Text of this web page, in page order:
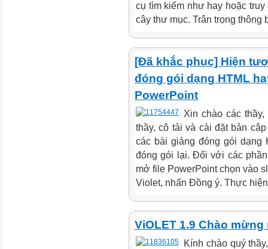
cụ tìm kiếm như hay hoặc
cây thư mục. Trân trọng thông
[Đã khắc phục] Hiện
đóng gói dạng HTML
PowerPoint
Xin chào các
thầy, cô tải và cài đặt bản
các bài giảng đóng gói dạng
đóng gói lại. Đối với các
mở file PowerPoint chọn vào
Violet, nhấn Đồng ý. Thực
ViOLET 1.9 Chào mừng
Kính chào quý